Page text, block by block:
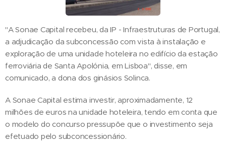
"A Sonae Capital recebeu, da IP - Infraestruturas de Portugal,
a adjudicação da subconcessão com vista à instalação e
exploração de uma unidade hoteleira no edifício da estação
ferroviária de Santa Apolónia, em Lisboa", disse, em
comunicado, a dona dos ginásios Solinca.
A Sonae Capital estima investir, aproximadamente, 12
milhões de euros na unidade hoteleira, tendo em conta que
o modelo do concurso pressupõe que o investimento seja
efetuado pelo subconcessionário.